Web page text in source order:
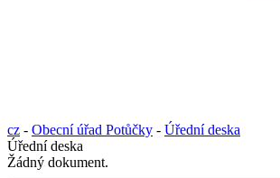
cz - Obecní úřad Potůčky - Úřední deska
Úřední deska
Žádný dokument.